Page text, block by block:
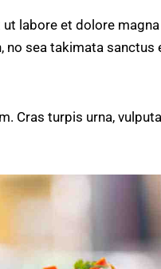
labore et dolore
sea takimata sanctus
Cras turpis urna,